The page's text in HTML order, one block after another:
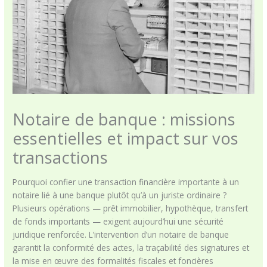
Notaire de banque : missions
essentielles et impact sur vos
transactions
Pourquoi confier une transaction financière importante à un
notaire lié à une banque plutôt qu’à un juriste ordinaire ?
Plusieurs opérations — prêt immobilier, hypothèque, transfert
de fonds importants — exigent aujourd’hui une sécurité
juridique renforcée. L’intervention d’un notaire de banque
garantit la conformité des actes, la traçabilité des signatures et
la mise en œuvre des formalités fiscales et foncières